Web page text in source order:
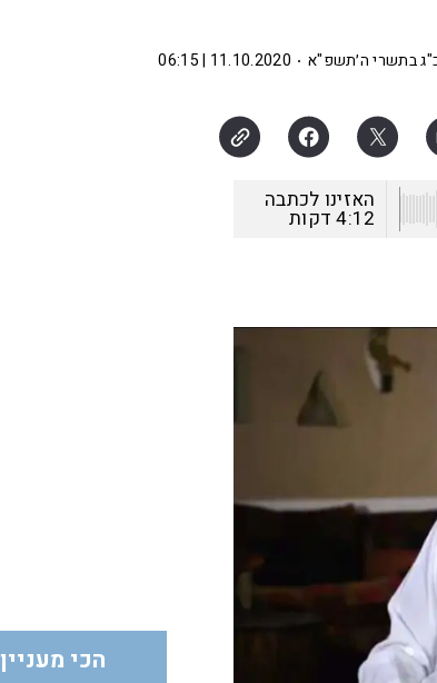
בתשרי ה׳תשפ"א 11.10.2020 | 06:15
האזינו לכתבה
4:12דקות
הכי מעניין